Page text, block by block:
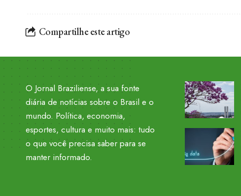
Compartilhe este artigo
O Jornal Braziliense, a sua fonte
diária de notícias sobre o Brasil e o
mundo. Política, economia,
esportes, cultura e muito mais: tudo
o que você precisa saber para se
manter informado.